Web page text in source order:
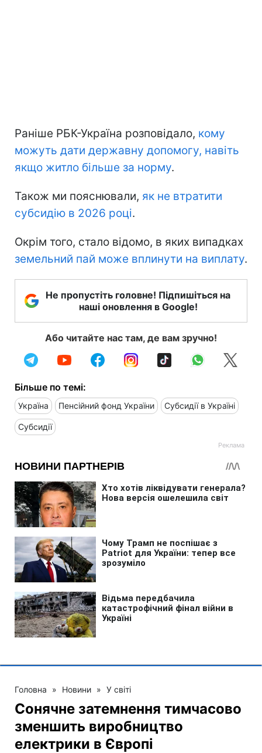
Раніше РБК-Україна розповідало, кому
можуть дати державну допомогу, навіть
якщо житло більше за норму.
Також ми пояснювали, як не втратити
субсидію в 2026 році.
Окрім того, стало відомо, в яких випадках
земельний пай може вплинути на виплату.
Не пропустіть головне! Підпишіться на
наші оновлення в Google!
Або читайте нас там, де вам зручно!
Більше по темі:
Україна Пенсійний фонд України Субсидії в Україні
Субсидії
Головна » Новини » У світі
Сонячне затемнення тимчасово
зменшить виробництво
електрики в Європі